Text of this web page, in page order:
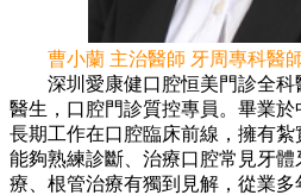
曹小蘭 主治醫師 牙周專科醫
深圳愛康健口腔恒美門診全科
醫生，口腔門診質控專員。畢業於
長期工作在口腔臨床前線，擁有紮
能夠熟練診斷、治療口腔常見牙
療、根管治療有獨到見解，從業